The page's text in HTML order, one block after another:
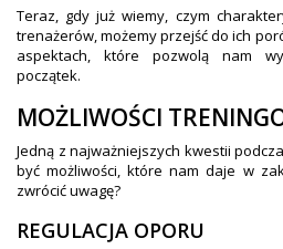
Teraz, gdy już wiemy, czym
trenażerów, możemy przejść do ich
aspektach, które pozwolą nam
początek.
MOŻLIWOŚCI
Jedną z najważniejszych kwestii
być możliwości, które nam daje w
zwrócić uwagę?
REGULACJA OPORU